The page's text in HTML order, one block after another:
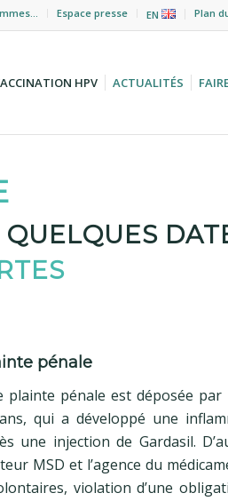
Espace presse EN Plan
HPV ACTUALITÉS
pénale
plainte pénale est déposée
qui a développé une
une injection de Gardasil.
MSD et l’agence du
violation d’une